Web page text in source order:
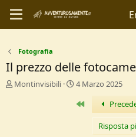
Fotografia
Il prezzo delle
C
Montinvisibili
D
t
4 Marzo 2025
Primo
Risposta